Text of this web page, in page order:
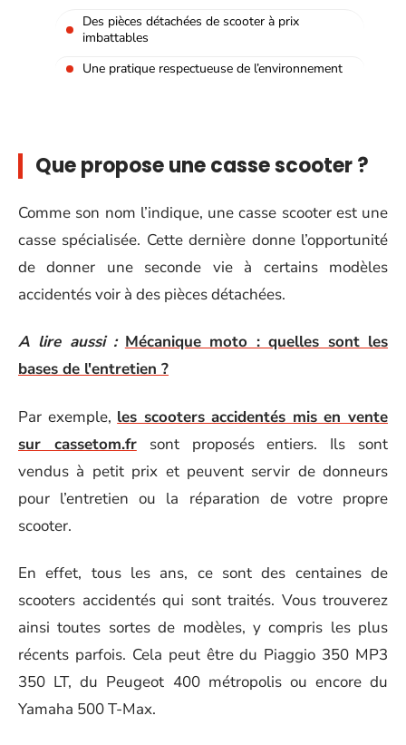
Des pièces détachées de scooter à prix
imbattables
Une pratique respectueuse de l’environnement
Que propose une casse scooter ?
Comme son nom l’indique, une casse scooter est une
casse spécialisée. Cette dernière donne l’opportunité
de donner une seconde vie à certains modèles
accidentés voir à des pièces détachées.
A lire aussi : Mécanique moto : quelles sont les
bases de l'entretien ?
Par exemple, les scooters accidentés mis en vente
sur cassetom.frsont proposés entiers. Ils sont
vendus à petit prix et peuvent servir de donneurs
pour l’entretien ou la réparation de votre propre
scooter.
En effet, tous les ans, ce sont des centaines de
scooters accidentés qui sont traités. Vous trouverez
ainsi toutes sortes de modèles, y compris les plus
récents parfois. Cela peut être du Piaggio 350 MP3
350 LT, du Peugeot 400 métropolis ou encore du
Yamaha 500 T-Max.